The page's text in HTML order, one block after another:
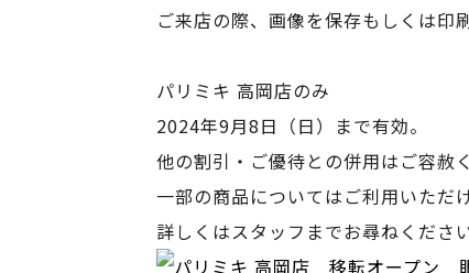
ご来店の際、画像を保存もしくは印
パリミキ 高岡店のみ
2024年9月8日（日）まで有効。
他の割引・ご優待との併用はご容赦
一部の商品についてはご利用いただ
詳しくはスタッフまでお尋ねください